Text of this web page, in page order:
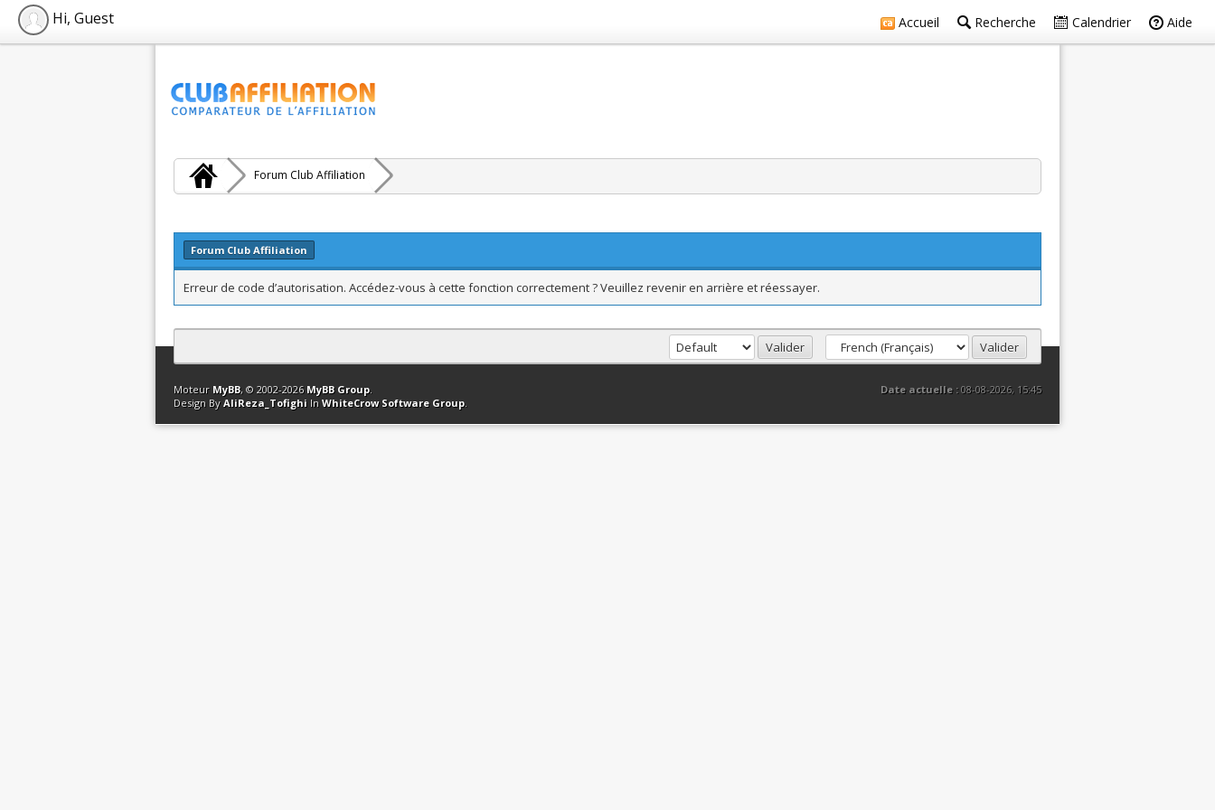
Accueil Recherche Calendrier Aide
Hi, Guest
Forum Club Affiliation
Forum Club Affiliation
Erreur de code d’autorisation. Accédez-vous à cette fonction correctement ? Veuillez revenir en arrière et réessayer.
Contact Club Affiliation Retourner en haut Version bas-débit (Archivé) Syndication RSS
Date actuelle :08-08-2026, 15:45
Moteur MyBB, © 2002-2026 MyBB Group.
Design By AliReza_Tofighi In WhiteCrow Software Group.